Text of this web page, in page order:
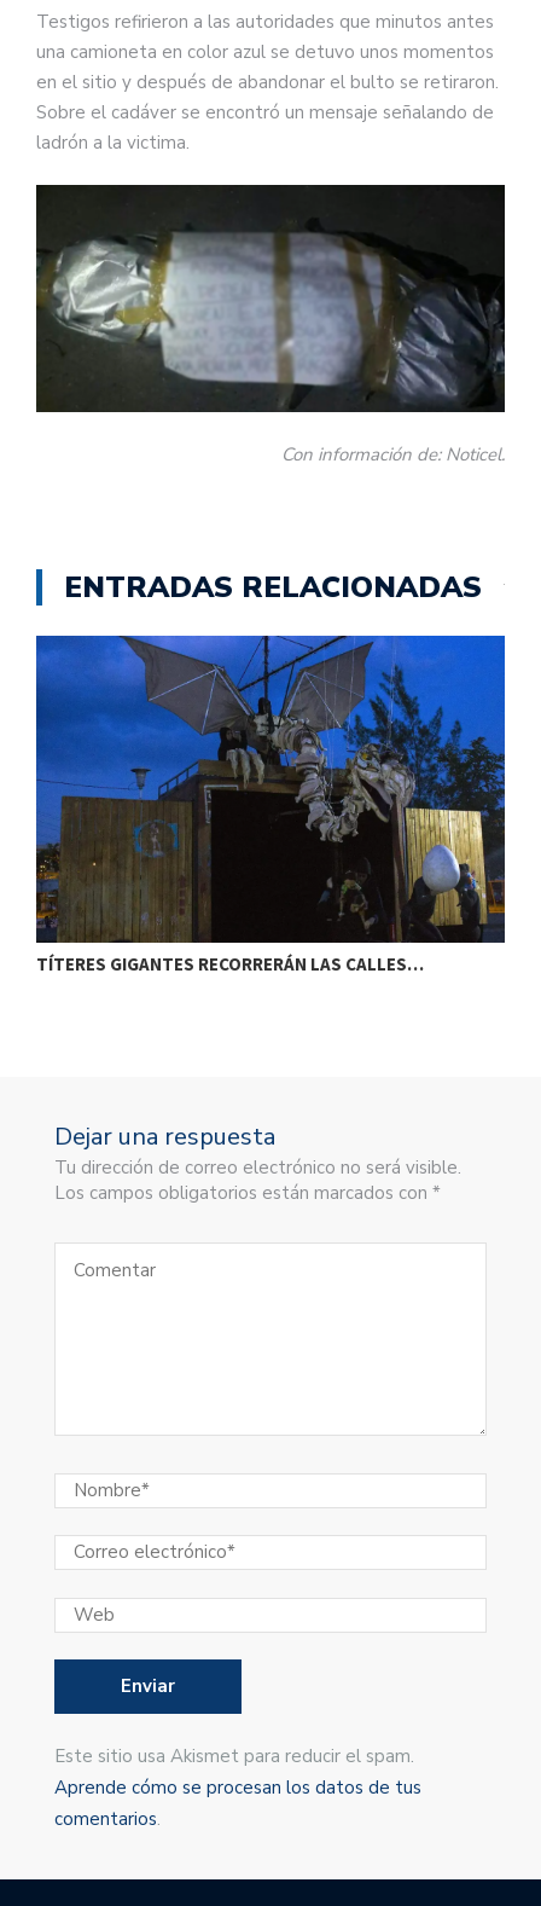
Testigos refirieron a las autoridades que minutos antes
una camioneta en color azul se detuvo unos momentos
en el sitio y después de abandonar el bulto se retiraron.
Sobre el cadáver se encontró un mensaje señalando de
ladrón a la victima.
Con información de: Noticel.
ENTRADAS RELACIONADAS
TÍTERES GIGANTES RECORRERÁN LAS CALLES…
Dejar una respuesta
Tu dirección de correo electrónico no será visible.
Los campos obligatorios están marcados con *
Este sitio usa Akismet para reducir el spam.
Aprende cómo se procesan los datos de tus
comentarios.